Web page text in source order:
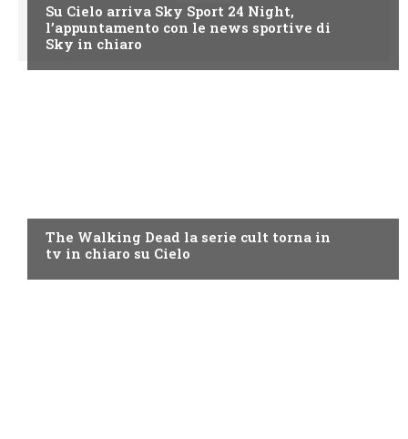
Su Cielo arriva Sky Sport 24 Night,
l’appuntamento con le news sportive di
Sky in chiaro
The Walking Dead la serie cult torna in
tv in chiaro su Cielo